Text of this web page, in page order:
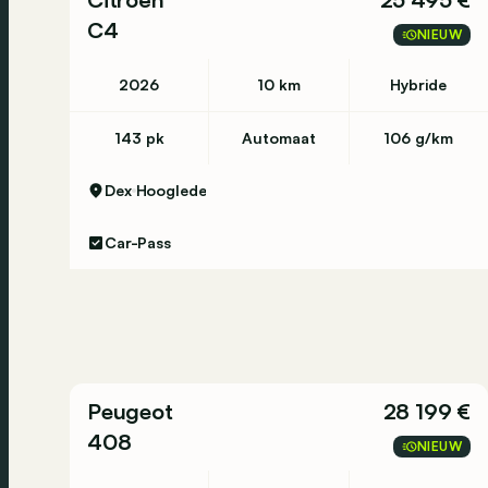
C4
NIEUW
2026 10 km Hybride
143 pk Automaat 106 g/km
Dex Hooglede
Car-Pass
Peugeot
408
28 199 €
NIEUW